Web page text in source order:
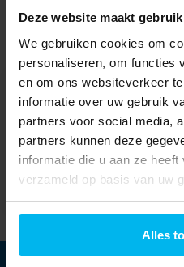
Deze website maakt
We gebruiken cookies om
personaliseren, om functies
en om ons websiteverkeer
informatie over uw gebruik
partners voor social media,
partners kunnen deze
informatie die u aan ze
verzameld op basis van uw
Alles
Laatst bekeken
HP 17-CN4009NW -